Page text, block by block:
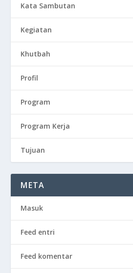
Kata Sambutan
Kegiatan
Khutbah
Profil
Program
Program Kerja
Tujuan
META
Masuk
Feed entri
Feed komentar